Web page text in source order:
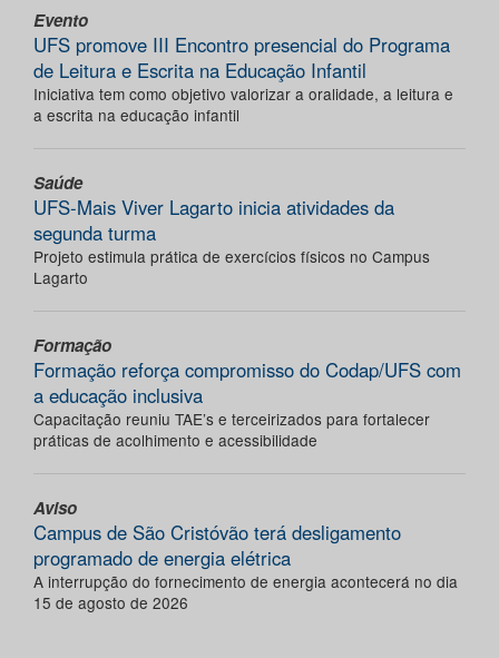
Evento
UFS promove III Encontro presencial do Programa
de Leitura e Escrita na Educação Infantil
Iniciativa tem como objetivo valorizar a oralidade, a leitura e
a escrita na educação infantil
Saúde
UFS-Mais Viver Lagarto inicia atividades da
segunda turma
Projeto estimula prática de exercícios físicos no Campus
Lagarto
Formação
Formação reforça compromisso do Codap/UFS com
a educação inclusiva
Capacitação reuniu TAE’s e terceirizados para fortalecer
práticas de acolhimento e acessibilidade
Aviso
Campus de São Cristóvão terá desligamento
programado de energia elétrica
A interrupção do fornecimento de energia acontecerá no dia
15 de agosto de 2026